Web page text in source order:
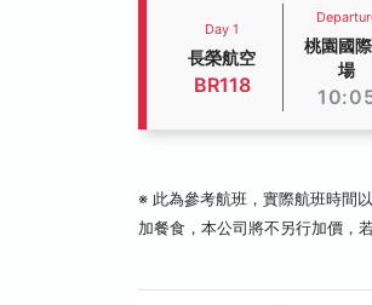
Day 1
長榮航空
BR118
桃園國
場
※ 此為參考航班，實際航班時間
加餐食，本公司將不另行加價，